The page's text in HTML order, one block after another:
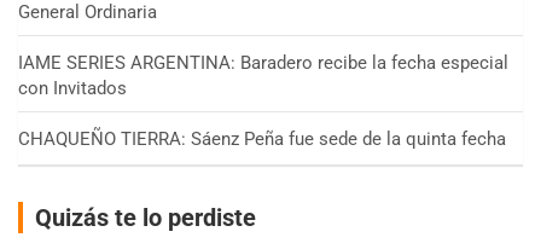
General Ordinaria
IAME SERIES ARGENTINA: Baradero recibe la fecha especial
con Invitados
CHAQUEÑO TIERRA: Sáenz Peña fue sede de la quinta fecha
Quizás te lo perdiste